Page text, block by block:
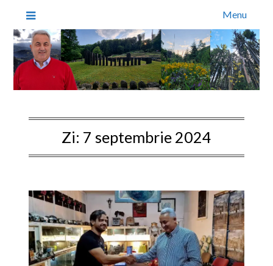
Menu
Zi: 7 septembrie 2024